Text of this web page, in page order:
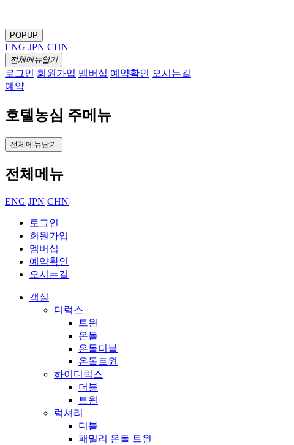
POPUP
ENG JPN CHN
전체메뉴열기
로그인 회원가입 멤버십 예약확인 오시는길
예약
호텔농심 주메뉴
전체메뉴닫기
전체메뉴
ENG JPN CHN
로그인
회원가입
멤버십
예약확인
오시는길
객실
디럭스
트윈
온돌
온돌더블
온돌트윈
하이디럭스
더블
트윈
럭셔리
더블
패밀리 온돌 트윈